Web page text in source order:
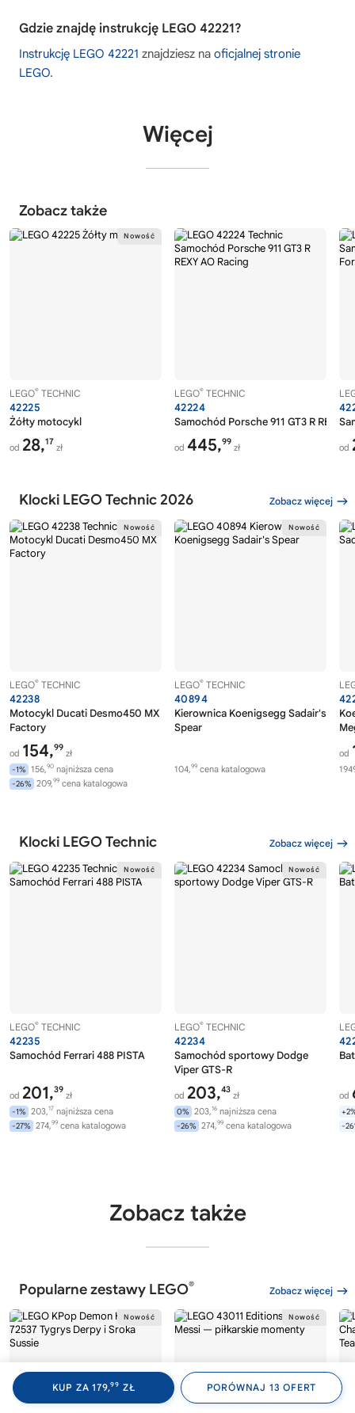
Gdzie znajdę instrukcję LEGO 42221?
Instrukcję LEGO 42221 znajdziesz na oficjalnej stronie
LEGO.
Więcej
Zobacz także
LEGO® TECHNIC
42225
Żółty motocykl
od 28,17
zł
LEGO® TECHNIC
42224
Samochód Porsche 911 GT3 R REXY
od 445,99
zł od
Klocki LEGO Technic 2026 Zobacz więcej
LEGO® TECHNIC
42238
Motocykl Ducati Desmo450 MX
Factory
od 154,99
zł
-1% 156,90 najniższa cena
-26% 209,99 cena katalogowa
LEGO® TECHNIC
40894
Kierownica Koenigsegg Sadair's
Spear
104,99 cena katalogowa
od
Klocki LEGO Technic Zobacz więcej
LEGO® TECHNIC
42235
Samochód Ferrari 488 PISTA
od 201,39
zł
-1% 203,17 najniższa cena
-27% 274,99 cena katalogowa
LEGO® TECHNIC
42234
Samochód sportowy Dodge
Viper GTS-R
od 203,43
zł
0% 203,16 najniższa cena
-26% 274,99 cena katalogowa
od
-
KUP ZA 179,99 ZŁ PORÓWNAJ 13 OFERT
Zobacz także
Popularne zestawy LEGO® Zobacz więcej